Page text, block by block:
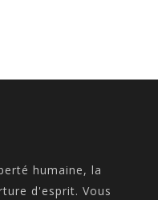
humaine, la
d'esprit. Vous